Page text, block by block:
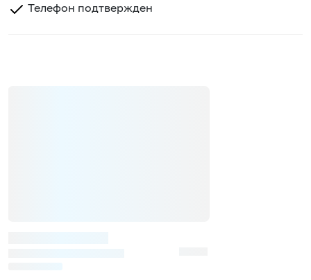
Телефон подтвержден